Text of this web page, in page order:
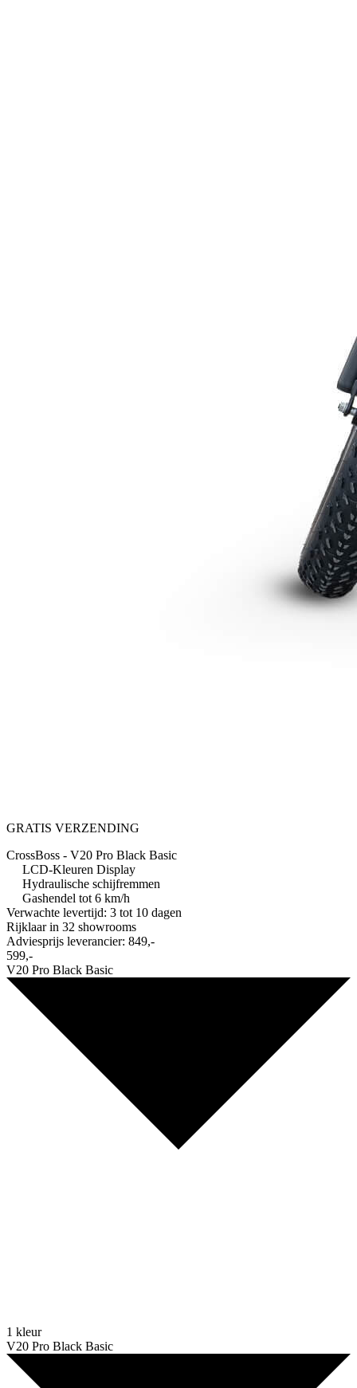
GRATIS VERZENDING
CrossBoss - V20 Pro Black Basic
LCD-Kleuren Display
Hydraulische schijfremmen
Gashendel tot 6 km/h
Verwachte levertijd: 3 tot 10 dagen
Rijklaar in 32 showrooms
Adviesprijs leverancier: 849,-
599,-
V20 Pro Black Basic
1 kleur
V20 Pro Black Basic